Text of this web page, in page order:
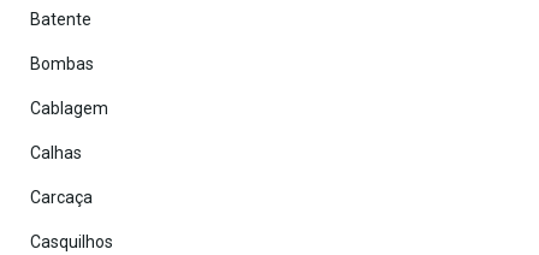
Batente
Bombas
Cablagem
Calhas
Carcaça
Casquilhos